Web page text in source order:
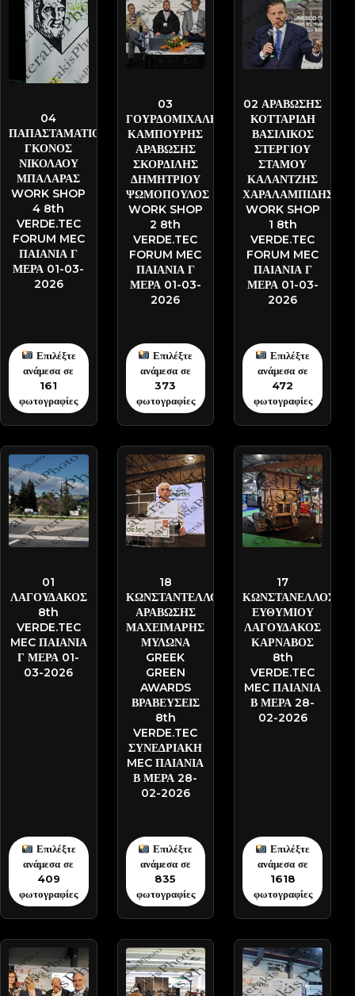
04
ΠΑΠΑΣΤΑΜΑΤΙΟΥ
ΓΚΟΝΟΣ
ΝΙΚΟΛΑΟΥ
ΜΠΑΛΑΡΑΣ
WORK SHOP
4 8th
VERDE.TEC
FORUM MEC
ΠΑΙΑΝΙΑ Γ
ΜΕΡΑ 01-03-
2026
Επιλέξτε
ανάμεσα σε
161
φωτογραφίες
03
ΓΟΥΡΔΟΜΙΧΑΛΗΣ
ΚΑΜΠΟΥΡΗΣ
ΑΡΑΒΩΣΗΣ
ΣΚΟΡΔΙΛΗΣ
ΔΗΜΗΤΡΙΟΥ
ΨΩΜΟΠΟΥΛΟΣ
WORK SHOP
2 8th
VERDE.TEC
FORUM MEC
ΠΑΙΑΝΙΑ Γ
ΜΕΡΑ 01-03-
2026
Επιλέξτε
ανάμεσα σε
373
φωτογραφίες
02 ΑΡΑΒΩΣΗΣ
ΚΟΤΤΑΡΙΔΗ
ΒΑΣΙΛΙΚΟΣ
ΣΤΕΡΓΙΟΥ
ΣΤΑΜΟΥ
ΚΑΛΑΝΤΖΗΣ
ΧΑΡΑΛΑΜΠΙΔΗΣ
WORK SHOP
1 8th
VERDE.TEC
FORUM MEC
ΠΑΙΑΝΙΑ Γ
ΜΕΡΑ 01-03-
2026
Επιλέξτε
ανάμεσα σε
472
φωτογραφίες
01
ΛΑΓΟΥΔΑΚΟΣ
8th
VERDE.TEC
MEC ΠΑΙΑΝΙΑ
Γ ΜΕΡΑ 01-
03-2026
Επιλέξτε
ανάμεσα σε
409
φωτογραφίες
18
ΚΩΝΣΤΑΝΤΕΛΛΟΣ
ΑΡΑΒΩΣΗΣ
ΜΑΧΕΙΜΑΡΗΣ
ΜΥΛΩΝΑ
GREEK
GREEN
AWARDS
ΒΡΑΒΕΥΣΕΙΣ
8th
VERDE.TEC
ΣΥΝΕΔΡΙΑΚΗ
MEC ΠΑΙΑΝΙΑ
Β ΜΕΡΑ 28-
02-2026
Επιλέξτε
ανάμεσα σε
835
φωτογραφίες
17
ΚΩΝΣΤΑΝΕΛΛΟΣ
ΕΥΘΥΜΙΟΥ
ΛΑΓΟΥΔΑΚΟΣ
ΚΑΡΝΑΒΟΣ
8th
VERDE.TEC
MEC ΠΑΙΑΝΙΑ
Β ΜΕΡΑ 28-
02-2026
Επιλέξτε
ανάμεσα σε
1618
φωτογραφίες